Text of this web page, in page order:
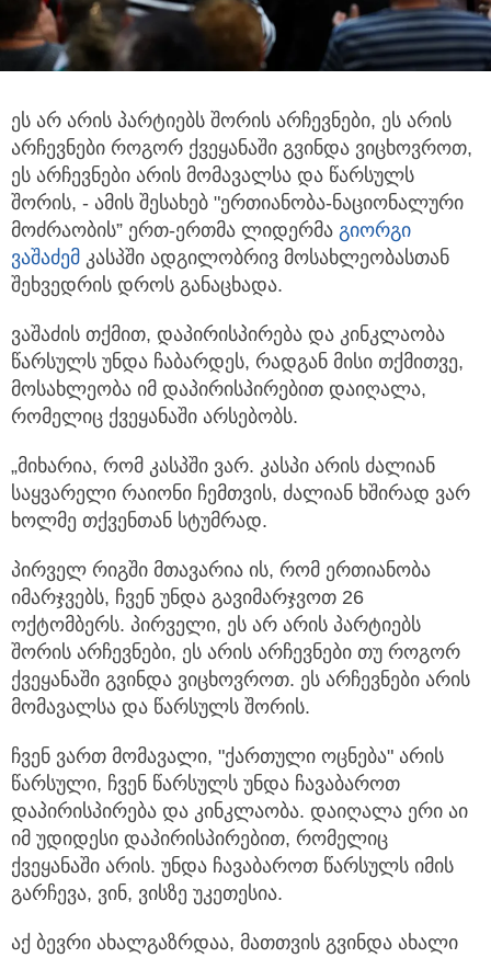
ეს არ არის პარტიებს შორის არჩევნები, ეს არის
არჩევნები როგორ ქვეყანაში გვინდა ვიცხოვროთ,
ეს არჩევნები არის მომავალსა და წარსულს
შორის, - ამის შესახებ "ერთიანობა-ნაციონალური
მოძრაობის” ერთ-ერთმა ლიდერმა გიორგი
ვაშაძემ კასპში ადგილობრივ მოსახლეობასთან
შეხვედრის დროს განაცხადა.
ვაშაძის თქმით, დაპირისპირება და კინკლაობა
წარსულს უნდა ჩაბარდეს, რადგან მისი თქმითვე,
მოსახლეობა იმ დაპირისპირებით დაიღალა,
რომელიც ქვეყანაში არსებობს.
„მიხარია, რომ კასპში ვარ. კასპი არის ძალიან
საყვარელი რაიონი ჩემთვის, ძალიან ხშირად ვარ
ხოლმე თქვენთან სტუმრად.
პირველ რიგში მთავარია ის, რომ ერთიანობა
იმარჯვებს, ჩვენ უნდა გავიმარჯვოთ 26
ოქტომბერს. პირველი, ეს არ არის პარტიებს
შორის არჩევნები, ეს არის არჩევნები თუ როგორ
ქვეყანაში გვინდა ვიცხოვროთ. ეს არჩევნები არის
მომავალსა და წარსულს შორის.
ჩვენ ვართ მომავალი, "ქართული ოცნება" არის
წარსული, ჩვენ წარსულს უნდა ჩავაბაროთ
დაპირისპირება და კინკლაობა. დაიღალა ერი აი
იმ უდიდესი დაპირისპირებით, რომელიც
ქვეყანაში არის. უნდა ჩავაბაროთ წარსულს იმის
გარჩევა, ვინ, ვისზე უკეთესია.
აქ ბევრი ახალგაზრდაა, მათთვის გვინდა ახალი